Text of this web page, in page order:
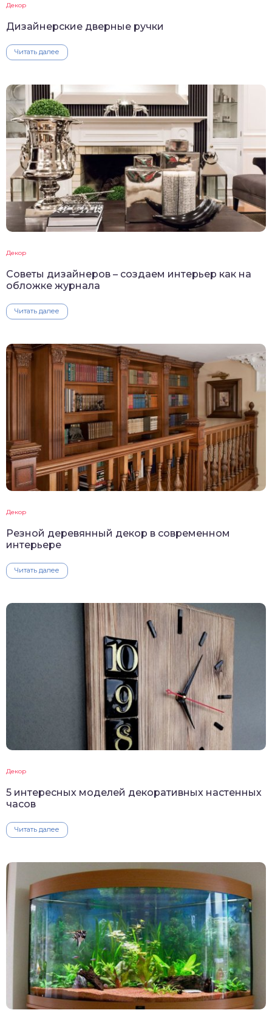
Декор
Дизайнерские дверные ручки
Читать далее
Декор
Советы дизайнеров – создаем интерьер как на
обложке журнала
Читать далее
Декор
Резной деревянный декор в современном
интерьере
Читать далее
Декор
5 интересных моделей декоративных настенных
часов
Читать далее